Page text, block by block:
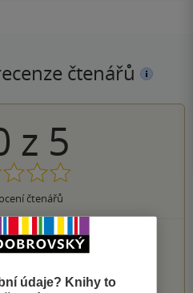
čtenářů
z 5
čtenářů
5 hvězdiček
4 hvězdičky
3 hvězdičky
údaje? Knihy to